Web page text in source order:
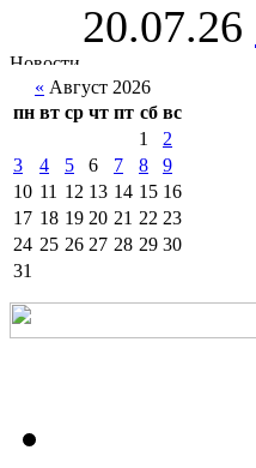
20.07.26
« Август 2026
пн вт ср чт пт сб вс
1
2
3
4 5 6 7 8
9
10 11 12 13 14 15 16
17 18 19 20 21 22 23
24 25 26 27 28 29 30
31